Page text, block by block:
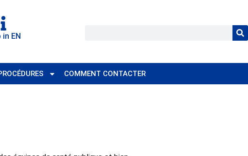
in EN
COMMENT CONTACTER